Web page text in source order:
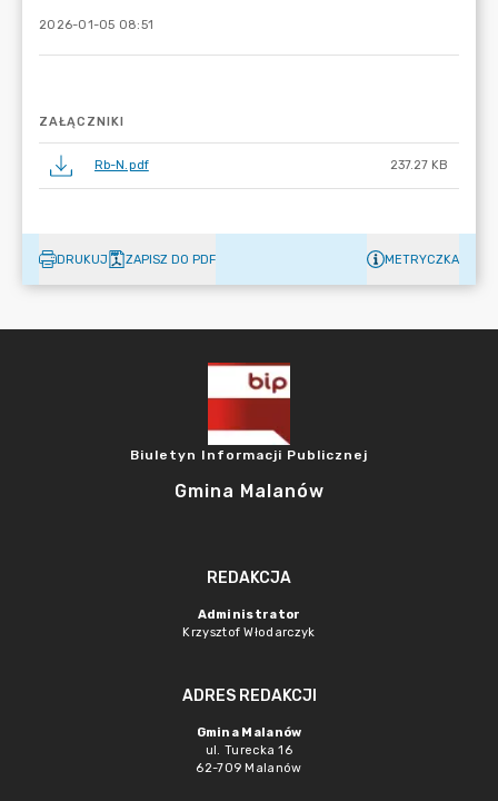
2026-01-05 08:51
ZAŁĄCZNIKI
Rb-N.pdf 237.27 KB
DRUKUJ ZAPISZ DO PDF METRYCZKA
Biuletyn Informacji Publicznej
Gmina Malanów
REDAKCJA
Administrator
Krzysztof Włodarczyk
ADRES REDAKCJI
Gmina Malanów
ul. Turecka 16
62-709 Malanów